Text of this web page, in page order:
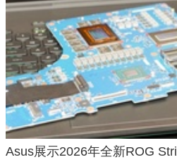
Asus展示2026年全新ROG